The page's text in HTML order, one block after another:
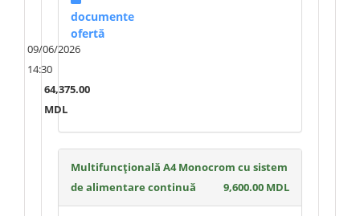
documente
ofertă
09/06/2026
14:30
64,375.00
MDL
Multifuncțională A4 Monocrom cu sistem
de alimentare continuă
9,600.00 MDL